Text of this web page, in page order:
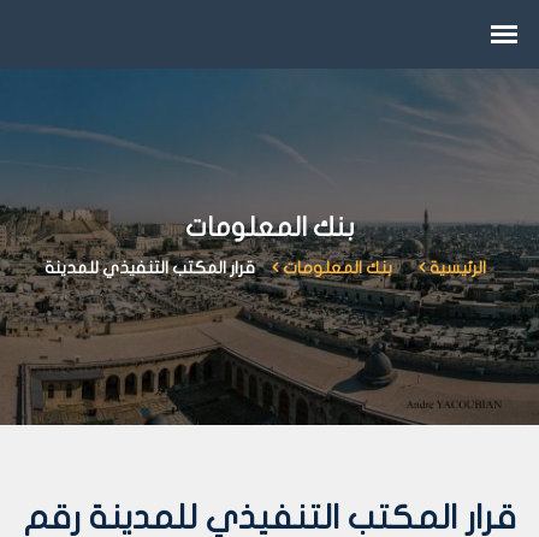
بنك المعلومات
الرئيسية بنك المعلومات قرار المكتب التنفيذي للمدينة
قرار المكتب التنفيذي للمدينة رقم